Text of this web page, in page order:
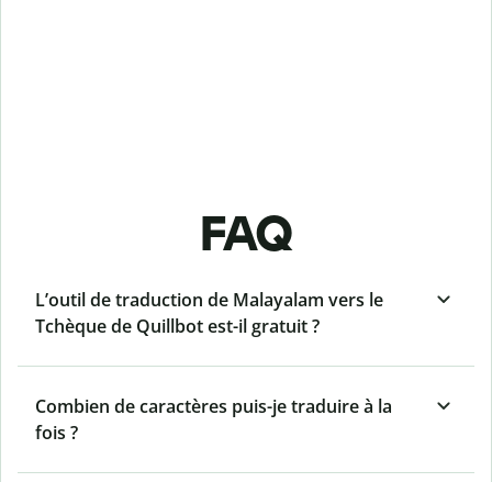
FAQ
L’outil de traduction de Malayalam vers le
Tchèque de Quillbot est-il gratuit ?
Combien de caractères puis-je traduire à la
fois ?